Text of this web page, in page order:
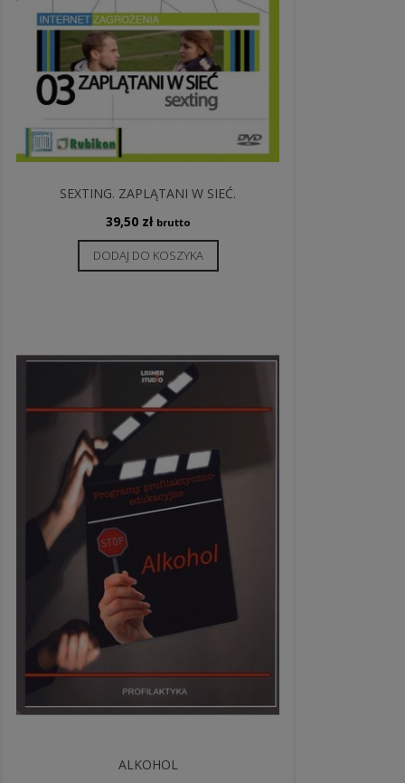
SEXTING. ZAPLĄTANI W SIEĆ.
39,50 zł brutto
DODAJ DO KOSZYKA
ALKOHOL